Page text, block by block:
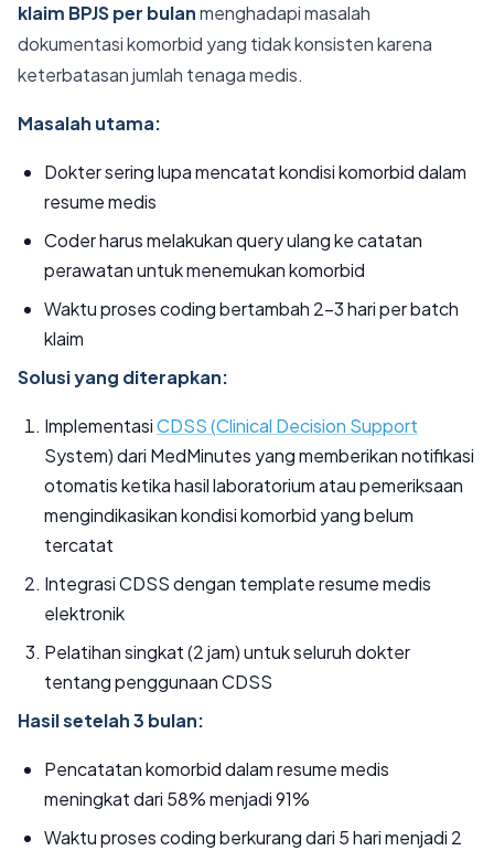
klaim BPJS per bulanmenghadapi masalah
dokumentasi komorbid yang tidak konsisten karena
keterbatasan jumlah tenaga medis.
Masalah utama:
Dokter sering lupa mencatat kondisi komorbid dalam
resume medis
Coder harus melakukan query ulang ke catatan
perawatan untuk menemukan komorbid
Waktu proses coding bertambah 2-3 hari per batch
klaim
Solusi yang diterapkan:
ImplementasiCDSS (Clinical Decision Support
System) dari MedMinutes yang memberikan notifikasi
otomatis ketika hasil laboratorium atau pemeriksaan
mengindikasikan kondisi komorbid yang belum
tercatat
Integrasi CDSS dengan template resume medis
elektronik
Pelatihan singkat (2 jam) untuk seluruh dokter
tentang penggunaan CDSS
Hasil setelah 3 bulan:
Pencatatan komorbid dalam resume medis
meningkat dari 58% menjadi 91%
Waktu proses coding berkurang dari 5 hari menjadi 2